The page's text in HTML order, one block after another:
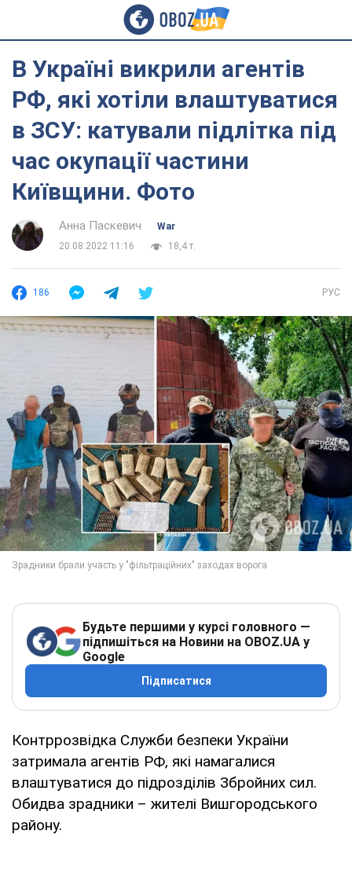
В Україні викрили агентів
РФ, які хотіли влаштуватися
в ЗСУ: катували підлітка під
час окупації частини
Київщини. Фото
Анна Паскевич
War
20.08.2022 11:16
18,4 т.
186 РУС
Будьте першими у курсі головного —
підпишіться на Новини на OBOZ.UA у
Google
Підписатися
Контррозвідка Служби безпеки України
затримала агентів РФ, які намагалися
влаштуватися до підрозділів Збройних сил.
Обидва зрадники – жителі Вишгородського
району.